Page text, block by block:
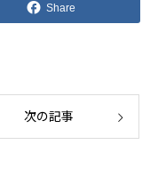
Share
次の記事